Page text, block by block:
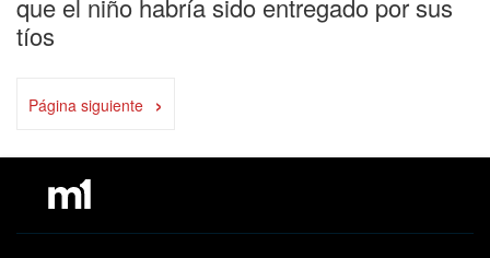
que el niño habría sido entregado por sus
tíos
Página siguiente ›